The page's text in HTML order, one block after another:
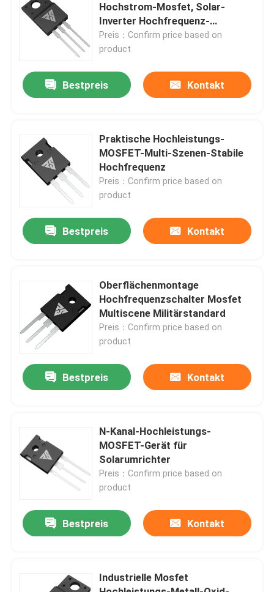
Zu Hause
Über uns
Werksbesichtigung
Qualitätskontrolle
Neuigkeiten
Bitte um ein Angebot
Siliziumkarbid-MOSFET
Hochstrom-Mosfet, Solar-
Inverter Hochfrequenz-
Stromtransistor
Preis：Confirm price based on
product
Bestpreis Kontakt
Praktische Hochleistungs-
MOSFET-Multi-Szenen-Stabile
Hochfrequenz
Preis：Confirm price based on
product
Bestpreis Kontakt
Oberflächenmontage
Hochfrequenzschalter Mosfet
Multiscene Militärstandard
Preis：Confirm price based on
product
Bestpreis Kontakt
N-Kanal-Hochleistungs-
MOSFET-Gerät für
Solarumrichter
Preis：Confirm price based on
product
Bestpreis Kontakt
Industrielle Mosfet